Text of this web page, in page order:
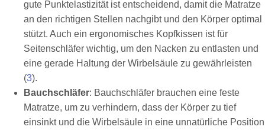
gute Punktelastizität ist entscheidend, damit die Matratze
an den richtigen Stellen nachgibt und den Körper optimal
stützt. Auch ein ergonomisches Kopfkissen ist für
Seitenschläfer wichtig, um den Nacken zu entlasten und
eine gerade Haltung der Wirbelsäule zu gewährleisten
(3).
Bauchschläfer: Bauchschläfer brauchen eine feste
Matratze, um zu verhindern, dass der Körper zu tief
einsinkt und die Wirbelsäule in eine unnatürliche Position